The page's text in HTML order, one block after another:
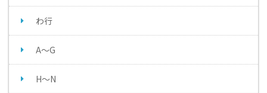
わ行
A～G
H～N